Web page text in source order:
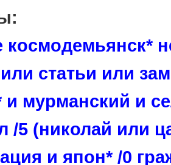
космодемьянск*
статьи или
и мурманский и
/5 (николай или
и япон* /0